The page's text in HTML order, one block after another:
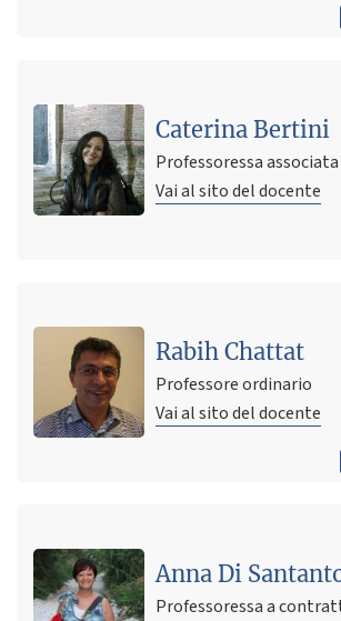
Caterina Bertini
Professoressa associata
Vai al sito del docente
Rabih Chattat
Professore ordinario
Vai al sito del docente
ricevimmento 6
Anna Di
Professoressa a